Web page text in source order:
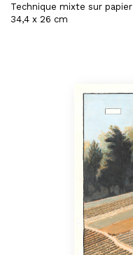
Technique mixte sur papier
34,4 x 26 cm